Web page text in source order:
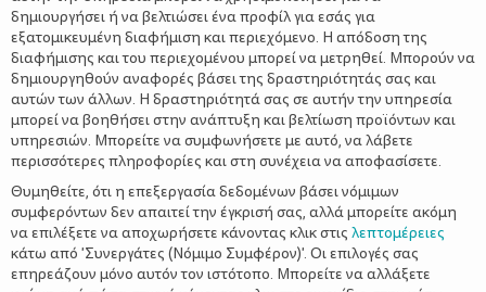
δημιουργήσει ή να βελτιώσει ένα προφίλ για εσάς για
εξατομικευμένη διαφήμιση και περιεχόμενο. Η απόδοση της
διαφήμισης και του περιεχομένου μπορεί να μετρηθεί. Μπορούν να
δημιουργηθούν αναφορές βάσει της δραστηριότητάς σας και
αυτών των άλλων. Η δραστηριότητά σας σε αυτήν την υπηρεσία
μπορεί να βοηθήσει στην ανάπτυξη και βελτίωση προϊόντων και
υπηρεσιών. Μπορείτε να συμφωνήσετε με αυτό, να λάβετε
περισσότερες πληροφορίες και στη συνέχεια να αποφασίσετε.
Θυμηθείτε, ότι η επεξεργασία δεδομένων βάσει νόμιμων
συμφερόντων δεν απαιτεί την έγκρισή σας, αλλά μπορείτε ακόμη
να επιλέξετε να αποχωρήσετε κάνοντας κλικ στις λεπτομέρειες
κάτω από 'Συνεργάτες (Νόμιμο Συμφέρον)'. Οι επιλογές σας
επηρεάζουν μόνο αυτόν τον ιστότοπο. Μπορείτε να αλλάξετε